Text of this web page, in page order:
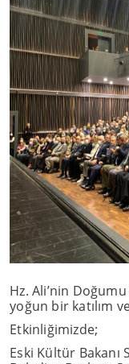
Hz. Ali’nin
yoğun bir katılım
Etkinliğimizde;
Eski Kültür Bakanı